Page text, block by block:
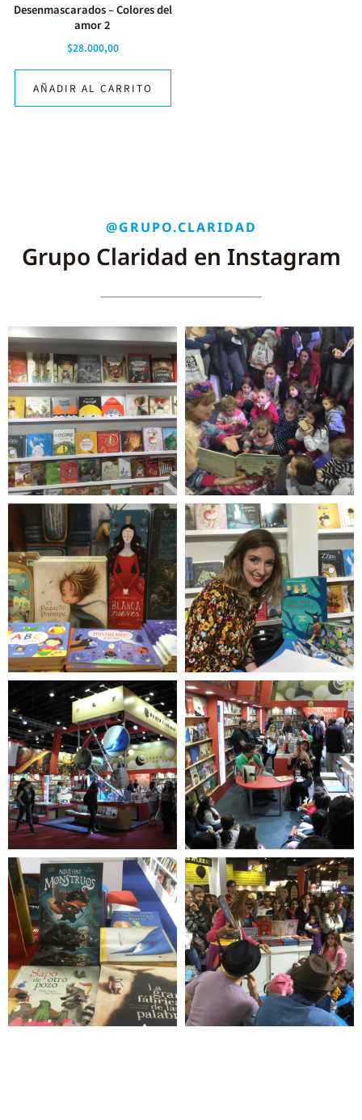
Desenmascarados – Colores del
amor 2
$28.000,00
AÑADIR AL CARRITO
@GRUPO.CLARIDAD
Grupo Claridad en Instagram